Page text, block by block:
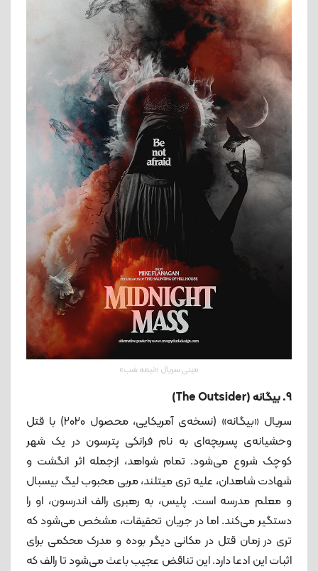
مینی سریال «نیمه شب»
9. بیگانه (The Outsider)
سریال «بیگانه» (نسخه‌ی آمریکایی، محصول ۲۰۲۰) با قتل
وحشیانه‌ی پسربچه‌ای به نام فرانکی پترسون در یک شهر
کوچک شروع می‌شود. تمام شواهد، ازجمله اثر انگشت و
شهادت شاهدان، علیه تری میتلند، مربی محبوب لیگ بیسبال
و معلم مدرسه است. پلیس، به رهبری رالف اندرسون، او را
دستگیر می‌کند. اما در جریان تحقیقات، مشخص می‌شود که
تری در زمان قتل در مکانی دیگر بوده و مدرک محکمی برای
اثبات این ادعا دارد. این تناقض عجیب باعث می‌شود تا رالف که